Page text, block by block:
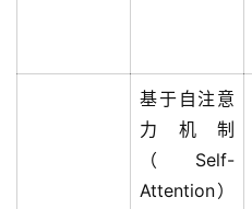
基于自注意
力机制
（Self-
Attention）